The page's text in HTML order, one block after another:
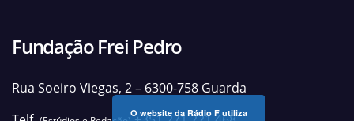
Fundação Frei Pedro
Rua Soeiro Viegas, 2 – 6300-758 Guarda
O website da Rádio F utiliza